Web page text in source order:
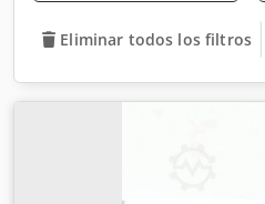
Eliminar todos los filtros